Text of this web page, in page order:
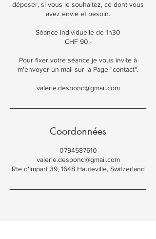
déposer, si vous le souhaitez, ce dont vous
avez envie et besoin.
Séance individuelle de 1h30
CHF 90.-
Pour fixer votre séance je vous invite à
m'envoyer un mail sur la Page "contact".
valerie.despond@gmail.com
Coordonnées
0794587610
valerie.despond@gmail.com
Rte d'Impart 39, 1648 Hauteville, Switzerland